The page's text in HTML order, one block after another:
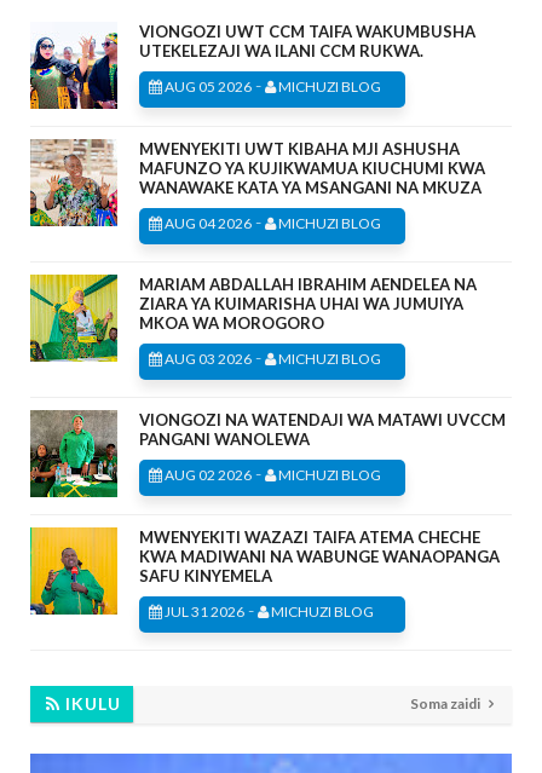
VIONGOZI UWT CCM TAIFA WAKUMBUSHA
UTEKELEZAJI WA ILANI CCM RUKWA.
AUG 05 2026 - MICHUZI BLOG
MWENYEKITI UWT KIBAHA MJI ASHUSHA
MAFUNZO YA KUJIKWAMUA KIUCHUMI KWA
WANAWAKE KATA YA MSANGANI NA MKUZA
AUG 04 2026 - MICHUZI BLOG
MARIAM ABDALLAH IBRAHIM AENDELEA NA
ZIARA YA KUIMARISHA UHAI WA JUMUIYA
MKOA WA MOROGORO
AUG 03 2026 - MICHUZI BLOG
VIONGOZI NA WATENDAJI WA MATAWI UVCCM
PANGANI WANOLEWA
AUG 02 2026 - MICHUZI BLOG
MWENYEKITI WAZAZI TAIFA ATEMA CHECHE
KWA MADIWANI NA WABUNGE WANAOPANGA
SAFU KINYEMELA
JUL 31 2026 - MICHUZI BLOG
IKULU Soma zaidi